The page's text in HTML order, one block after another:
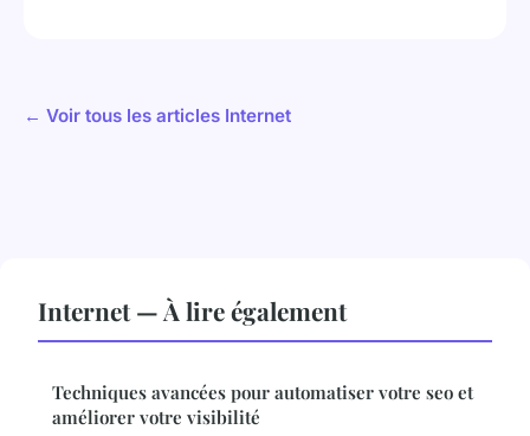
← Voir tous les articles Internet
Internet — À lire également
Techniques avancées pour automatiser votre seo et
améliorer votre visibilité